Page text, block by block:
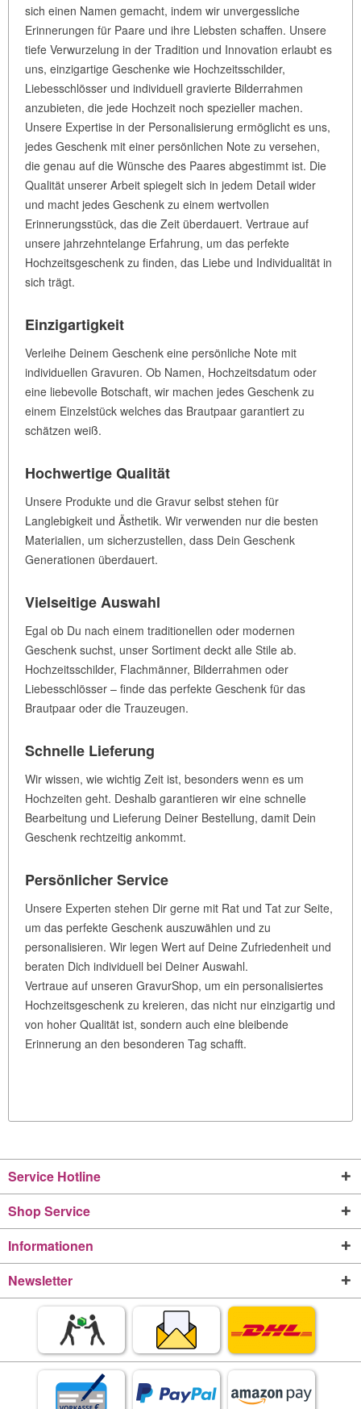
sich einen Namen gemacht, indem wir unvergessliche
Erinnerungen für Paare und ihre Liebsten schaffen. Unsere
tiefe Verwurzelung in der Tradition und Innovation erlaubt es
uns, einzigartige Geschenke wie Hochzeitsschilder,
Liebesschlösser und individuell gravierte Bilderrahmen
anzubieten, die jede Hochzeit noch spezieller machen.
Unsere Expertise in der Personalisierung ermöglicht es uns,
jedes Geschenk mit einer persönlichen Note zu versehen,
die genau auf die Wünsche des Paares abgestimmt ist. Die
Qualität unserer Arbeit spiegelt sich in jedem Detail wider
und macht jedes Geschenk zu einem wertvollen
Erinnerungsstück, das die Zeit überdauert. Vertraue auf
unsere jahrzehntelange Erfahrung, um das perfekte
Hochzeitsgeschenk zu finden, das Liebe und Individualität in
sich trägt.
Einzigartigkeit
Verleihe Deinem Geschenk eine persönliche Note mit
individuellen Gravuren. Ob Namen, Hochzeitsdatum oder
eine liebevolle Botschaft, wir machen jedes Geschenk zu
einem Einzelstück welches das Brautpaar garantiert zu
schätzen weiß.
Hochwertige Qualität
Unsere Produkte und die Gravur selbst stehen für
Langlebigkeit und Ästhetik. Wir verwenden nur die besten
Materialien, um sicherzustellen, dass Dein Geschenk
Generationen überdauert.
Vielseitige Auswahl
Egal ob Du nach einem traditionellen oder modernen
Geschenk suchst, unser Sortiment deckt alle Stile ab.
Hochzeitsschilder, Flachmänner, Bilderrahmen oder
Liebesschlösser – finde das perfekte Geschenk für das
Brautpaar oder die Trauzeugen.
Schnelle Lieferung
Wir wissen, wie wichtig Zeit ist, besonders wenn es um
Hochzeiten geht. Deshalb garantieren wir eine schnelle
Bearbeitung und Lieferung Deiner Bestellung, damit Dein
Geschenk rechtzeitig ankommt.
Persönlicher Service
Unsere Experten stehen Dir gerne mit Rat und Tat zur Seite,
um das perfekte Geschenk auszuwählen und zu
personalisieren. Wir legen Wert auf Deine Zufriedenheit und
beraten Dich individuell bei Deiner Auswahl.
Vertraue auf unseren GravurShop, um ein personalisiertes
Hochzeitsgeschenk zu kreieren, das nicht nur einzigartig und
von hoher Qualität ist, sondern auch eine bleibende
Erinnerung an den besonderen Tag schafft.
Service Hotline
Shop Service
Informationen
Newsletter